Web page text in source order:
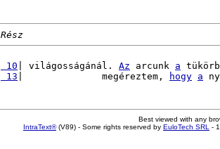
Rész
10 | világosságánál. Az arcunk a
13 |              megéreztem, hogy a
Best viewed with any
IntraText®(V89) - Some rights reserved by EuloTech SRL -